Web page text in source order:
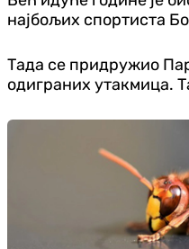
најбољих спортиста
Тада се придружио
одиграних утакмица.